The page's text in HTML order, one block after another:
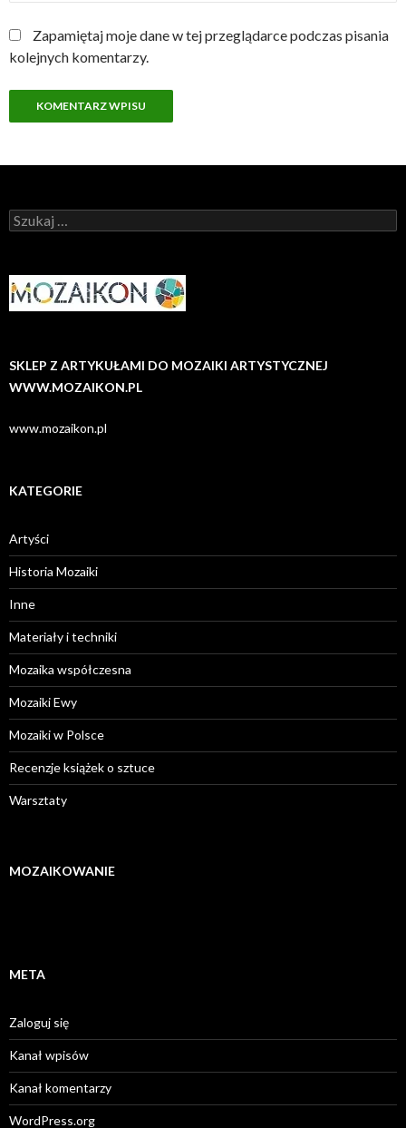
Zapamiętaj moje dane w tej przeglądarce podczas pisania
kolejnych komentarzy.
Szukaj:
SKLEP Z ARTYKUŁAMI DO MOZAIKI ARTYSTYCZNEJ
WWW.MOZAIKON.PL
www.mozaikon.pl
KATEGORIE
Artyści
Historia Mozaiki
Inne
Materiały i techniki
Mozaika współczesna
Mozaiki Ewy
Mozaiki w Polsce
Recenzje książek o sztuce
Warsztaty
MOZAIKOWANIE
META
Zaloguj się
Kanał wpisów
Kanał komentarzy
WordPress.org